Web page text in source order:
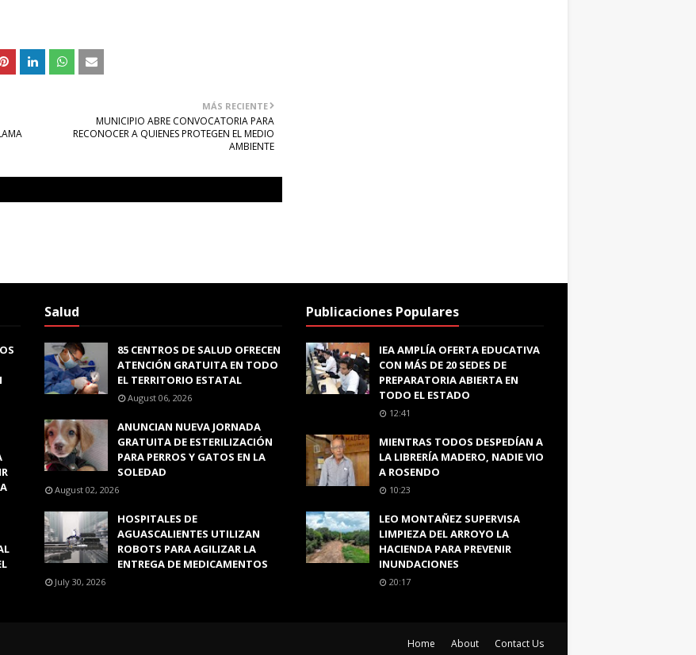
MÁS RECIENTE
MUNICIPIO ABRE CONVOCATORIA PARA
RECONOCER A QUIENES PROTEGEN EL MEDIO
AMBIENTE
Salud
85 CENTROS DE SALUD OFRECEN
ATENCIÓN GRATUITA EN TODO
EL TERRITORIO ESTATAL
August 06, 2026
ANUNCIAN NUEVA JORNADA
GRATUITA DE ESTERILIZACIÓN
PARA PERROS Y GATOS EN LA
SOLEDAD
August 02, 2026
HOSPITALES DE
AGUASCALIENTES UTILIZAN
ROBOTS PARA AGILIZAR LA
ENTREGA DE MEDICAMENTOS
July 30, 2026
Publicaciones Populares
IEA AMPLÍA OFERTA EDUCATIVA
CON MÁS DE 20 SEDES DE
PREPARATORIA ABIERTA EN
TODO EL ESTADO
12:41
MIENTRAS TODOS DESPEDÍAN A
LA LIBRERÍA MADERO, NADIE VIO
A ROSENDO
10:23
LEO MONTAÑEZ SUPERVISA
LIMPIEZA DEL ARROYO LA
HACIENDA PARA PREVENIR
INUNDACIONES
20:17
Home About Contact Us